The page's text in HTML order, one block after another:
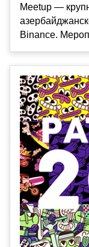
Meetup —
Binance.